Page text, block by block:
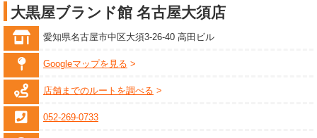
大黒屋ブランド館 名古屋大須店
愛知県名古屋市中区大須3-26-40 高田ビル
Googleマップを見る
店舗までのルートを調べる
052-269-0733